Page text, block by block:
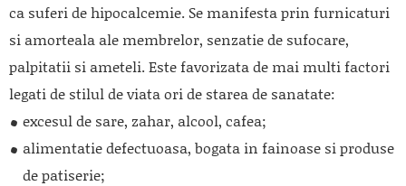
ca suferi de hipocalcemie. Se manifesta prin furnicaturi
si amorteala ale membrelor, senzatie de sufocare,
palpitatii si ameteli. Este favorizata de mai multi factori
legati de stilul de viata ori de starea de sanatate:
excesul de sare, zahar, alcool, cafea;
alimentatie defectuoasa, bogata in fainoase si produse
de patiserie;